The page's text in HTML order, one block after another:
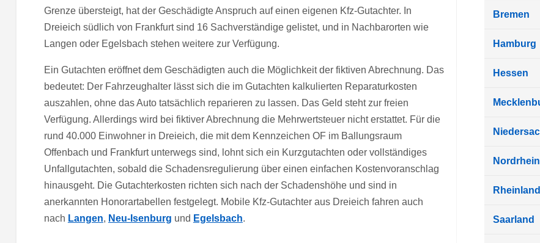
Grenze übersteigt, hat der Geschädigte Anspruch auf einen eigenen Kfz-Gutachter. In
Dreieich südlich von Frankfurt sind 16 Sachverständige gelistet, und in Nachbarorten wie
Langen oder Egelsbach stehen weitere zur Verfügung.
Ein Gutachten eröffnet dem Geschädigten auch die Möglichkeit der fiktiven Abrechnung. Das
bedeutet: Der Fahrzeughalter lässt sich die im Gutachten kalkulierten Reparaturkosten
auszahlen, ohne das Auto tatsächlich reparieren zu lassen. Das Geld steht zur freien
Verfügung. Allerdings wird bei fiktiver Abrechnung die Mehrwertsteuer nicht erstattet. Für die
rund 40.000 Einwohner in Dreieich, die mit dem Kennzeichen OF im Ballungsraum
Offenbach und Frankfurt unterwegs sind, lohnt sich ein Kurzgutachten oder vollständiges
Unfallgutachten, sobald die Schadensregulierung über einen einfachen Kostenvoranschlag
hinausgeht. Die Gutachterkosten richten sich nach der Schadenshöhe und sind in
anerkannten Honorartabellen festgelegt. Mobile Kfz-Gutachter aus Dreieich fahren auch
nach Langen, Neu-Isenburg und Egelsbach.
Bremen
Hamburg
Hessen
Saarland